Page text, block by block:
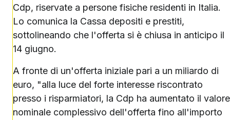
Cdp, riservate a persone fisiche residenti in Italia.
Lo comunica la Cassa depositi e prestiti,
sottolineando che l'offerta si è chiusa in anticipo il
14 giugno.
A fronte di un'offerta iniziale pari a un miliardo di
euro, "alla luce del forte interesse riscontrato
presso i risparmiatori, la Cdp ha aumentato il valore
nominale complessivo dell'offerta fino all'importo